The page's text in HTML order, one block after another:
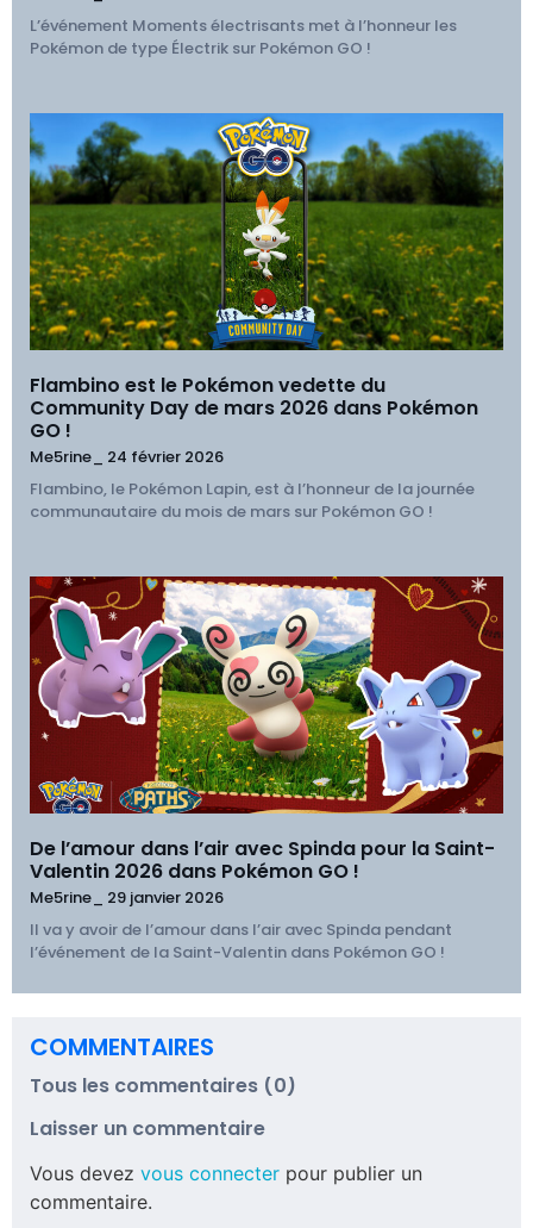
L’événement Moments électrisants met à l’honneur les
Pokémon de type Électrik sur Pokémon GO !
Flambino est le Pokémon vedette du
Community Day de mars 2026 dans Pokémon
GO !
Me5rine_ 24 février 2026
Flambino, le Pokémon Lapin, est à l’honneur de la journée
communautaire du mois de mars sur Pokémon GO !
De l’amour dans l’air avec Spinda pour la Saint-
Valentin 2026 dans Pokémon GO !
Me5rine_ 29 janvier 2026
Il va y avoir de l’amour dans l’air avec Spinda pendant
l’événement de la Saint-Valentin dans Pokémon GO !
COMMENTAIRES
Tous les commentaires (0)
Laisser un commentaire
Vous devez vous connecter pour publier un
commentaire.